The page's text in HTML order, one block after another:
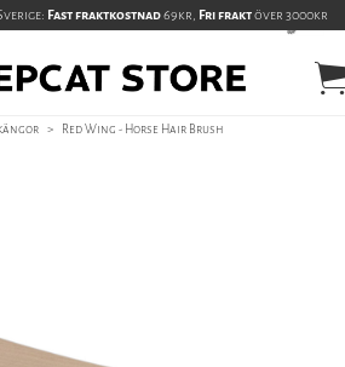
Fast fraktkostnad69kr, Fri fraktöver 3000kr
> Red Wing - Horse Hair Brush